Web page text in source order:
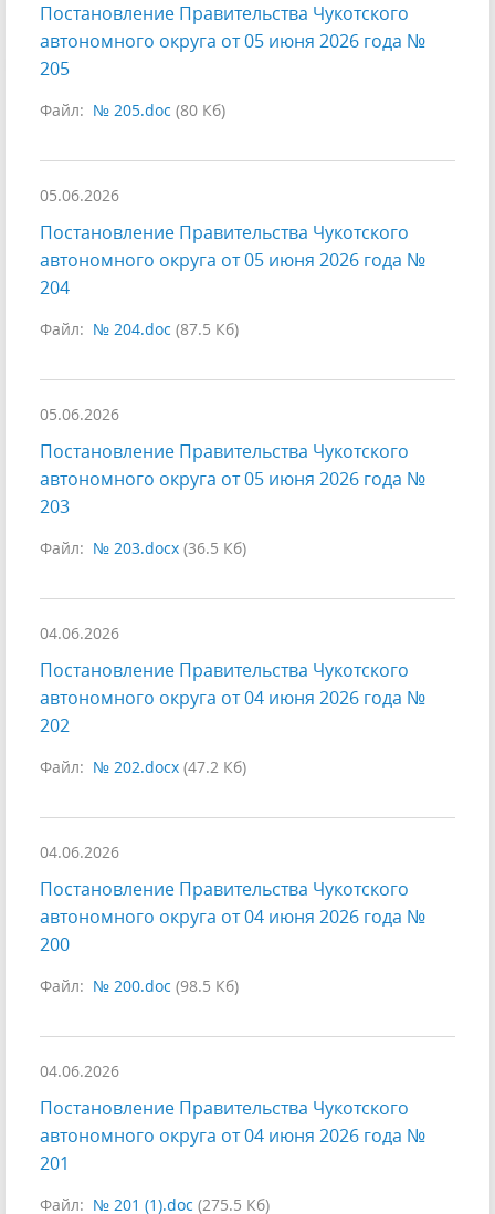
Постановление Правительства Чукотского
автономного округа от 05 июня 2026 года №
205
Файл: № 205.doc (80 Кб)
05.06.2026
Постановление Правительства Чукотского
автономного округа от 05 июня 2026 года №
204
Файл: № 204.doc (87.5 Кб)
05.06.2026
Постановление Правительства Чукотского
автономного округа от 05 июня 2026 года №
203
Файл: № 203.docx (36.5 Кб)
04.06.2026
Постановление Правительства Чукотского
автономного округа от 04 июня 2026 года №
202
Файл: № 202.docx (47.2 Кб)
04.06.2026
Постановление Правительства Чукотского
автономного округа от 04 июня 2026 года №
200
Файл: № 200.doc (98.5 Кб)
04.06.2026
Постановление Правительства Чукотского
автономного округа от 04 июня 2026 года №
201
Файл: № 201 (1).doc (275.5 Кб)